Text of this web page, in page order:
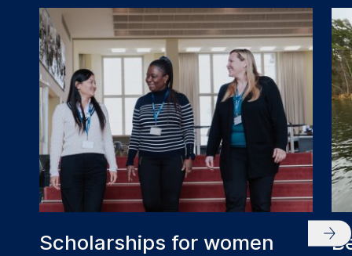
Scholarships for women